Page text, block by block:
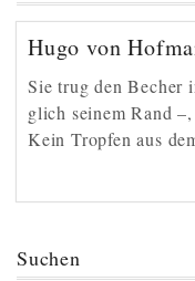
Hugo von
Sie trug den Becher
glich seinem Rand
Kein Tropfen aus
Suchen